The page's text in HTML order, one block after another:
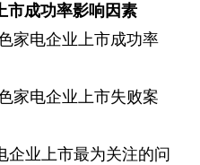
市成功率影响因素
家电企业上市成功率
家电企业上市失败案
企业上市最为关注的问